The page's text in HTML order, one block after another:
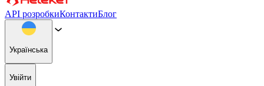
API розробкиКонтактиБлог
Українська
Увійти